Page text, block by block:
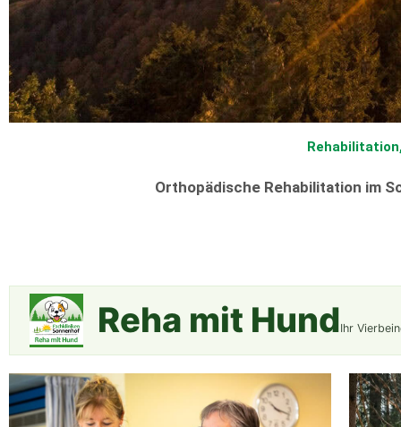
Orthopädische Rehabilitation im
Reha mit HundIhr